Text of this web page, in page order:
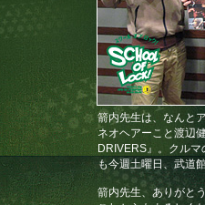
箭内先生は、なんと
ネオヘアーこと渡辺
DRIVERS』。クル
も今週土曜日、武道
箭内先生、ありがと